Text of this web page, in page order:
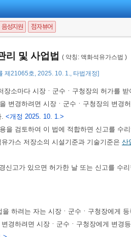
음성지원 점자뷰어
리 및 사업법 ( 약칭: 액화석유가스법 )
제21065호, 2025. 10. 1., 타법개정]
행이 면제된 날부터 2년이 지나지 아니한
유예 기간 중에 있는 자
여 허가나 등록이 취소된 경우는 제외한
하는 법인
소마다 시장ㆍ군수ㆍ구청장의 허가를 받
변경하려면 시장ㆍ군수ㆍ구청장의 변경
. <개정 2025. 10. 1.>
검토하여 이 법에 적합하면 신고를 수
가스 저장소의 시설기준과 기술기준은 산
고가 있으면 허가한 날 또는 신고를 수
하려는 자는 시장ㆍ군수ㆍ구청장에게 등
경하려면 시장ㆍ군수ㆍ구청장에게 변경